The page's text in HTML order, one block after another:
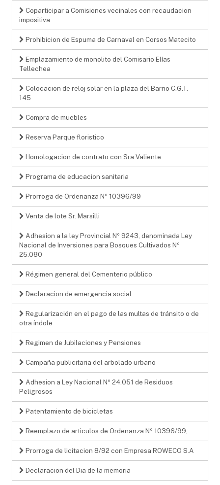
Coparticipar a Comisiones vecinales con recaudacion
impositiva
Prohibicion de Espuma de Carnaval en Corsos Matecito
Emplazamiento de monolito del Comisario Elías
Tellechea
Colocacion de reloj solar en la plaza del Barrio C.G.T.
145
Compra de muebles
Reserva Parque floristico
Homologacion de contrato con Sra Valiente
Programa de educacion sanitaria
Prorroga de Ordenanza Nº 10396/99
Venta de lote Sr. Marsilli
Adhesion a la ley Provincial Nº 9243, denominada Ley
Nacional de Inversiones para Bosques Cultivados Nº
25.080
Régimen general del Cementerio público
Declaracion de emergencia social
Regularización en el pago de las multas de tránsito o de
otra índole
Regimen de Jubilaciones y Pensiones
Campaña publicitaria del arbolado urbano
Adhesion a Ley Nacional Nº 24.051 de Residuos
Peligrosos
Patentamiento de bicicletas
Reemplazo de articulos de Ordenanza Nº 10396/99,
Prorroga de licitacion 8/92 con Empresa ROWECO S.A
Declaracion del Dia de la memoria